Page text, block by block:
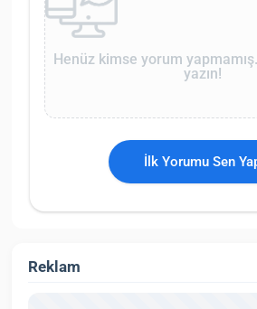
Henüz kimse yorum
yazın!
İlk Yorumu Sen
Reklam